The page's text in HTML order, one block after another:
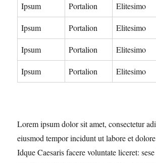
Ipsum Portalion Elitesimo
Ipsum Portalion Elitesimo
Ipsum Portalion Elitesimo
Ipsum Portalion Elitesimo
Lorem ipsum dolor sit amet, consectetur
eiusmod tempor incidunt ut labore et
Idque Caesaris facere voluntate liceret: